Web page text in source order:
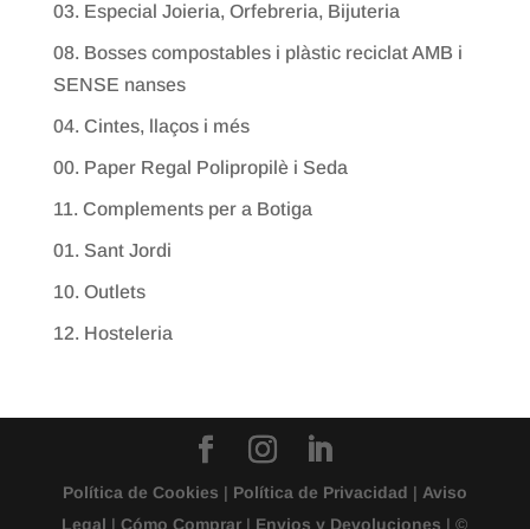
03. Especial Joieria, Orfebreria, Bijuteria
08. Bosses compostables i plàstic reciclat AMB i
SENSE nanses
04. Cintes, llaços i més
00. Paper Regal Polipropilè i Seda
11. Complements per a Botiga
01. Sant Jordi
10. Outlets
12. Hosteleria
Política de Cookies | Política de Privacidad | Aviso
Legal |Cómo Comprar | Envios y Devoluciones | ©